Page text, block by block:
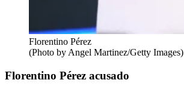
Florentino Pérez
(Photo by Angel Martinez/Getty Images)
Florentino Pérez acusado